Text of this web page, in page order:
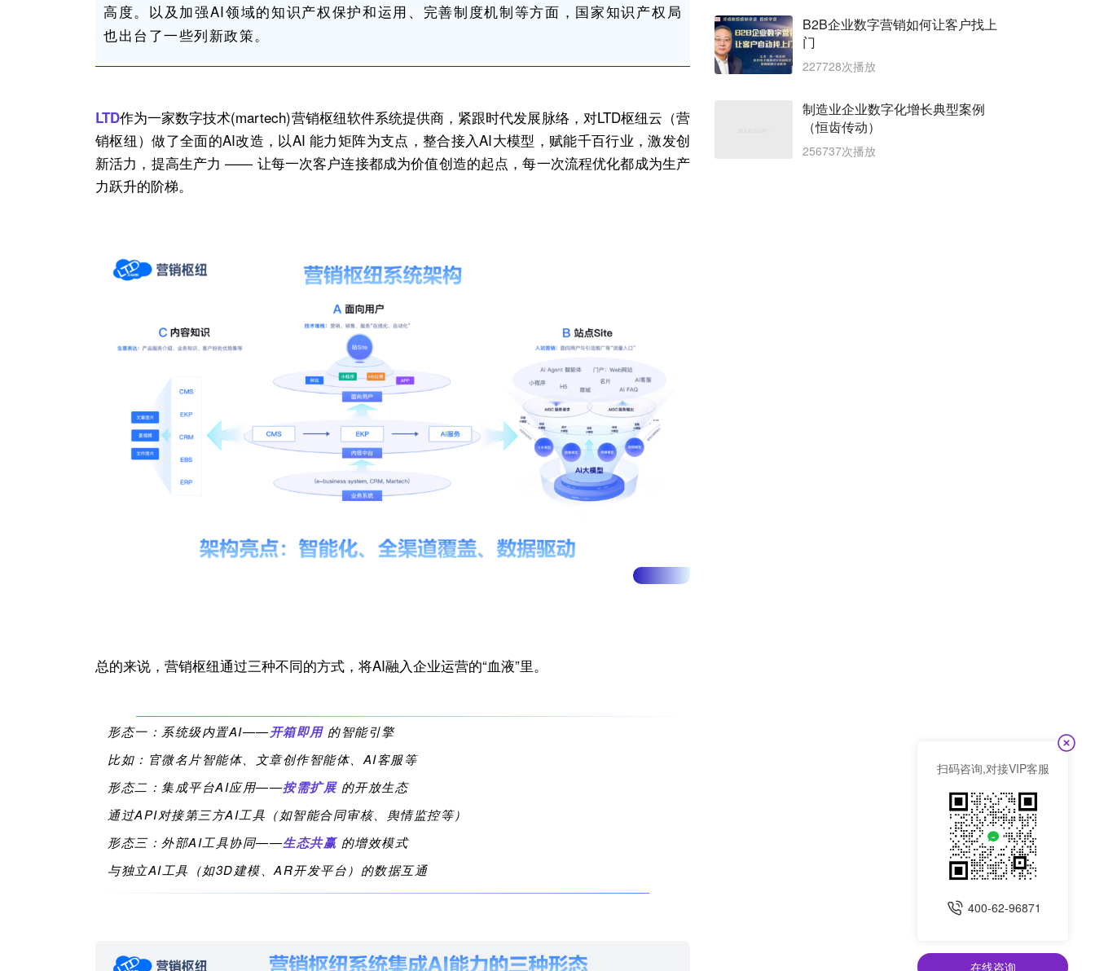
高度。以及加强AI领域的知识产权保护和运用、完善制度机制等方面，国家知识产权局
也出台了一些列新政策。
LTD作为一家数字技术(martech)营销枢纽软件系统提供商，紧跟时代发展脉络，对LTD枢纽云（营
销枢纽 ）做了全面的AI改造，以AI 能力矩阵为支点，整合接入AI大模型，赋能千百行业，激发创
新活力，提高生产力 —— 让每一次客户连接都成为价值创造的起点，每一次流程优化都成为生产
力跃升的阶梯。
总的来说， 营销枢纽通过三种不同的方式，将AI融入企业运营的“血液”里。
形态一：系统级内置AI——开箱即用 的智能引擎
比如 ： 官微名片智能体、 文章创作智能体、 AI客服等
形态二：集成平台AI应用——按需扩展 的开放生态
通过API对接第三方AI工具（如智能合同审核、舆情监控等）
形态三：外部AI工具协同——生态共赢 的增效模式
与独立AI 工具（如3D建模、AR开发平台） 的数据互通
B2B企业数字营销如何让客户找上
门
227728次播放
制造业企业数字化增长典型案例
（恒齿传动）
256737次播放
扫码咨询,对接VIP客服
400-62-96871
在线咨询